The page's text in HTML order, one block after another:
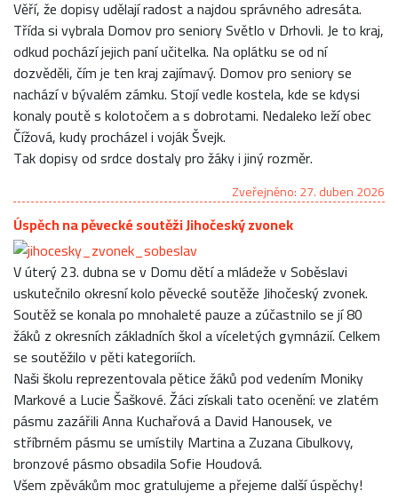
Věří, že dopisy udělají radost a najdou správného adresáta.
Třída si vybrala Domov pro seniory Světlo v Drhovli. Je to kraj,
odkud pochází jejich paní učitelka. Na oplátku se od ní
dozvěděli, čím je ten kraj zajímavý. Domov pro seniory se
nachází v bývalém zámku. Stojí vedle kostela, kde se kdysi
konaly poutě s kolotočem a s dobrotami. Nedaleko leží obec
Čížová, kudy procházel i voják Švejk.
Tak dopisy od srdce dostaly pro žáky i jiný rozměr.
Zveřejněno: 27. duben 2026
Úspěch na pěvecké soutěži Jihočeský zvonek
V úterý 23. dubna se v Domu dětí a mládeže v Soběslavi
uskutečnilo okresní kolo pěvecké soutěže Jihočeský zvonek.
Soutěž se konala po mnohaleté pauze a zúčastnilo se jí 80
žáků z okresních základních škol a víceletých gymnázií. Celkem
se soutěžilo v pěti kategoriích.
Naši školu reprezentovala pětice žáků pod vedením Moniky
Markové a Lucie Šaškové. Žáci získali tato ocenění: ve zlatém
pásmu zazářili Anna Kuchařová a David Hanousek, ve
stříbrném pásmu se umístily Martina a Zuzana Cibulkovy,
bronzové pásmo obsadila Sofie Houdová.
Všem zpěvákům moc gratulujeme a přejeme další úspěchy!